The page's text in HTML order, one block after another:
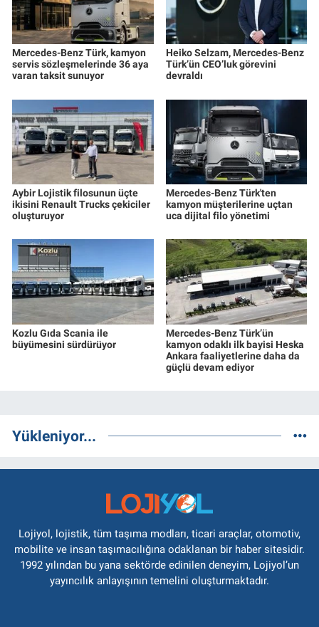
Mercedes-Benz Türk, kamyon
servis sözleşmelerinde 36 aya
varan taksit sunuyor
Heiko Selzam, Mercedes-Benz
Türk’ün CEO’luk görevini
devraldı
Aybir Lojistik filosunun üçte
ikisini Renault Trucks çekiciler
oluşturuyor
Mercedes-Benz Türk'ten
kamyon müşterilerine uçtan
uca dijital filo yönetimi
Kozlu Gıda Scania ile
büyümesini sürdürüyor
Mercedes-Benz Türk’ün
kamyon odaklı ilk bayisi Heska
Ankara faaliyetlerine daha da
güçlü devam ediyor
Yükleniyor...
Lojiyol, lojistik, tüm taşıma modları, ticari araçlar, otomotiv,
mobilite ve insan taşımacılığına odaklanan bir haber sitesidir.
1992 yılından bu yana sektörde edinilen deneyim, Lojiyol’un
yayıncılık anlayışının temelini oluşturmaktadır.